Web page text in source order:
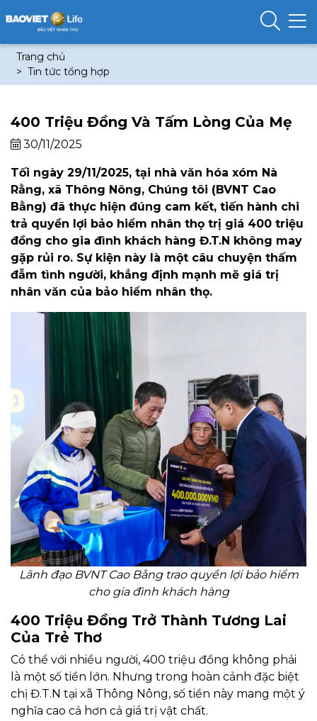
Trang chủ
Tin tức tổng hợp
400 Triệu Đồng Và Tấm Lòng Của Mẹ
30/11/2025
Tối ngày 29/11/2025, tại nhà văn hóa xóm Nà
Rằng, xã Thông Nông, Chúng tôi (BVNT Cao
Bằng) đã thực hiện đúng cam kết, tiến hành chi
trả quyền lợi bảo hiểm nhân thọ trị giá 400 triệu
đồng cho gia đình khách hàng Đ.T.N không may
gặp rủi ro. Sự kiện này là một câu chuyện thấm
đẫm tình người, khẳng định mạnh mẽ giá trị
nhân văn của bảo hiểm nhân thọ.
Lãnh đạo BVNT Cao Bằng trao quyền lợi bảo hiểm
cho gia đình khách hàng
400 Triệu Đồng Trở Thành Tương Lai
Của Trẻ Thơ
Có thể với nhiều người, 400 triệu đồng không phải
là một số tiền lớn. Nhưng trong hoàn cảnh đặc biệt
chị Đ.T.N tại xã Thông Nông, số tiền này mang một ý
nghĩa cao cả hơn cả giá trị vật chất.